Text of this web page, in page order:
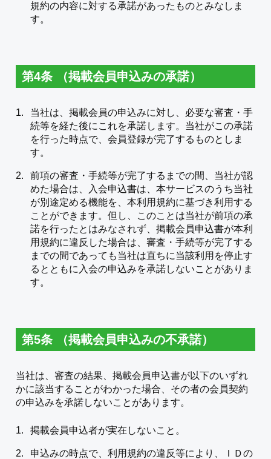
規約の内容に対する承諾があったものとみなしま
す。
第4条 （掲載会員申込みの承諾）
当社は、掲載会員の申込みに対し、必要な審査・手
続等を経た後にこれを承諾します。当社がこの承諾
を行った時点で、会員登録が完了するものとしま
す。
前項の審査・手続等が完了するまでの間、当社が認
めた場合は、入会申込書は、本サービスのうち当社
が別途定める機能を、本利用規約に基づき利用する
ことができます。但し、このことは当社が前項の承
諾を行ったとはみなされず、掲載会員申込書が本利
用規約に違反した場合は、審査・手続等が完了する
までの間であっても当社は直ちに当該利用を停止す
るとともに入会の申込みを承諾しないことがありま
す。
第5条 （掲載会員申込みの不承諾）
当社は、審査の結果、掲載会員申込書が以下のいずれ
かに該当することがわかった場合、その者の会員契約
の申込みを承諾しないことがあります。
掲載会員申込者が実在しないこと。
申込みの時点で、利用規約の違反等により、ＩＤの